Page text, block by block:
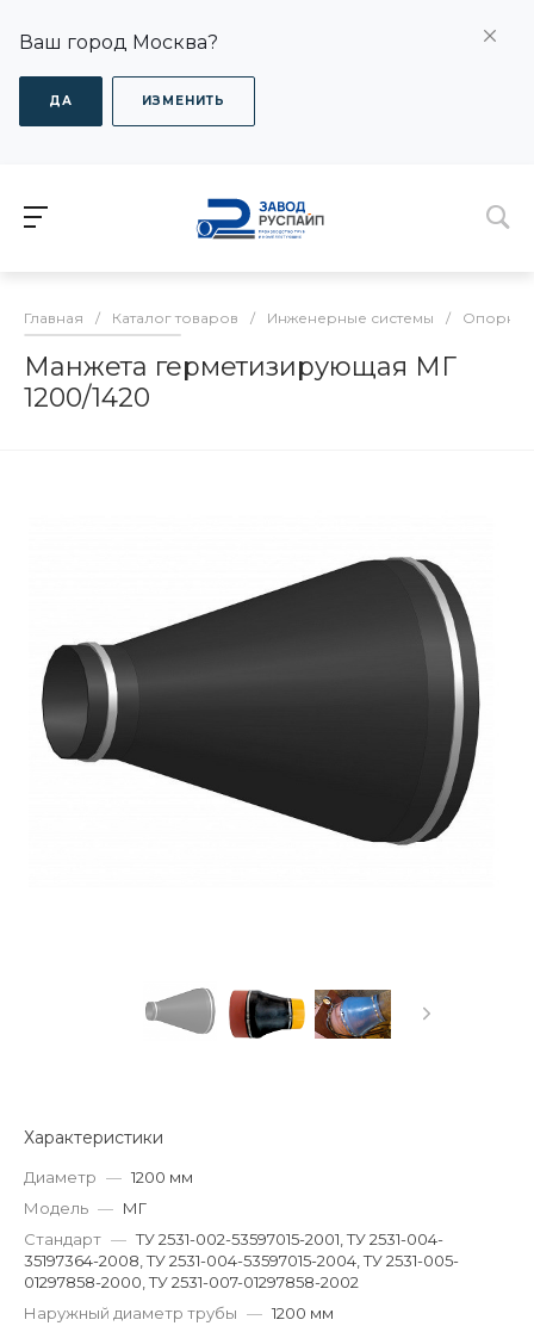
Ваш город Москва?
ДА ИЗМЕНИТЬ
Главная / Каталог товаров / Инженерные системы / Опорно-
Манжета герметизирующая МГ
1200/1420
Характеристики
Диаметр — 1200 мм
Модель — МГ
Стандарт — ТУ 2531-002-53597015-2001, ТУ 2531-004-
35197364-2008, ТУ 2531-004-53597015-2004, ТУ 2531-005-
01297858-2000, ТУ 2531-007-01297858-2002
Наружный диаметр трубы — 1200 мм